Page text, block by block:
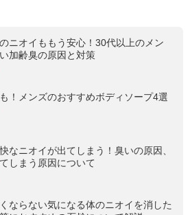
ニオイももう安心！30代以上のメン
加齢臭の原因と対策
！メンズのおすすめボディソープ4選
なニオイが出てしまう！臭いの原因、
しまう原因について
ならない気になる体のニオイを消した